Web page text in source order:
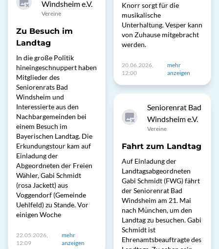
Windsheim e.V.
Vereine
Zu Besuch im
Landtag
In die große Politik
hineingeschnuppert haben
Mitglieder des
Seniorenrats Bad
Windsheim und
Interessierte aus den
Nachbargemeinden bei
einem Besuch im
Bayerischen Landtag. Die
Erkundungstour kam auf
Einladung der
Abgeordneten der Freien
Wähler, Gabi Schmidt
(rosa Jackett) aus
Voggendorf (Gemeinde
Uehlfeld) zu Stande. Vor
einigen Woche
22.05.2026,
12:09
mehr
anzeigen
Knorr sorgt für die
musikalische
Unterhaltung. Vesper kann
von Zuhause mitgebracht
werden.
20.06.2026,
12:00
mehr
anzeigen
Seniorenrat Bad
Windsheim e.V.
Vereine
Fahrt zum Landtag
Auf Einladung der
Landtagsabgeordneten
Gabi Schmidt (FWG) fährt
der Seniorenrat Bad
Windsheim am 21. Mai
nach München, um den
Landtag zu besuchen. Gabi
Schmidt ist
Ehrenamtsbeauftragte des